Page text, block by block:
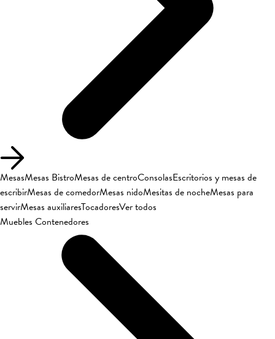
MesasMesas BistroMesas de centroConsolasEscritorios y mesas de
escribirMesas de comedorMesas nidoMesitas de nocheMesas para
servirMesas auxiliaresTocadoresVer todos
Muebles Contenedores